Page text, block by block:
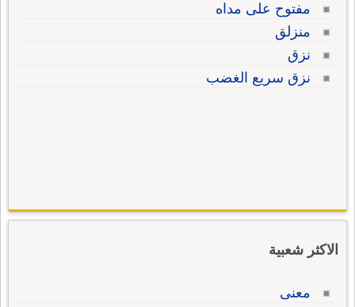
مفتوح على مداه
منزلق
نزق
نزق سريع الغضب
الاكثر شعبية
معنى